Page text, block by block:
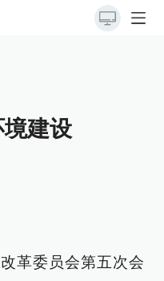
建设
革委员会第五次会